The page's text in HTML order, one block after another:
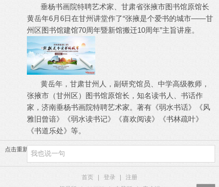
垂杨书画院特聘艺术家、甘肃省张掖市图书馆原馆长
黄岳年6月6日在甘州讲堂作了“张掖是个爱书的城市——甘
州区图书馆建馆70周年暨新馆搬迁10周年”主旨讲座。
黄岳年，甘肃甘州人，副研究馆员、中学高级教师，
张掖市（甘州区）图书馆原馆长，知名读书人、书话作
家，济南垂杨书画院特聘艺术家。著有《弱水书话》《风
雅旧曾谙》《弱水读书记》《喜欢阅读》《书林疏叶》
《书道乐处》等。
点击重新加载
首页 登录
注册